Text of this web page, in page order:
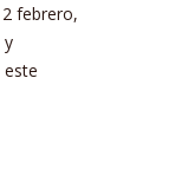
febrero,
y